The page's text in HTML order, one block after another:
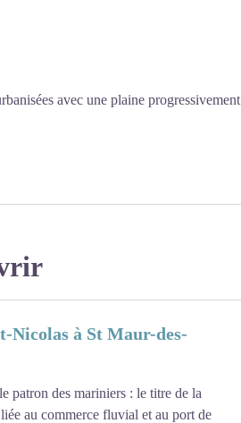
avec une plaine progressivement
Nicolas à St Maur-des-
patron des mariniers : le titre de la
au commerce fluvial et au port de